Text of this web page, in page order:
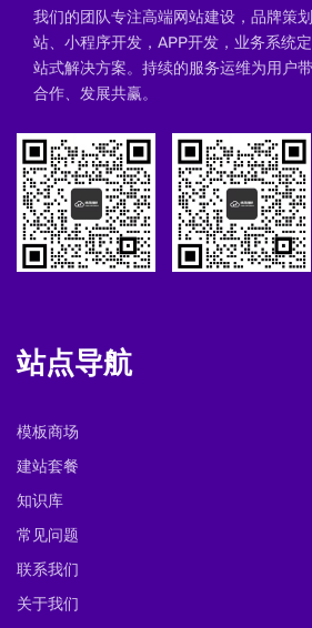
我们的团队专注高端网站建设，品牌策
站、小程序开发，APP开发，业务系统
站式解决方案。持续的服务运维为用户
合作、发展共赢。
站点导航
模板商场
建站套餐
知识库
常见问题
联系我们
关于我们